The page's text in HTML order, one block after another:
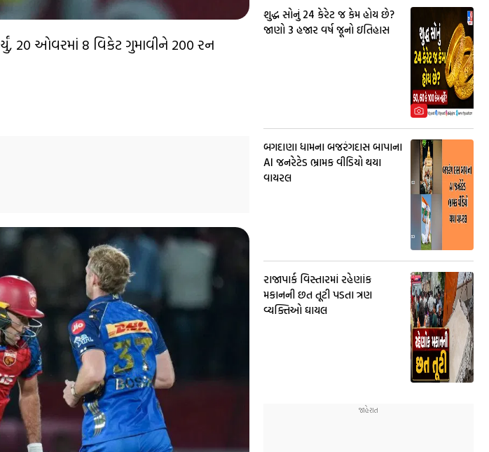
20 ઓવરમાં 8 વિકેટ ગુમાવીને 200 રન
શુદ્ધ સોનું 24 કેરેટ જ કેમ હોય છે?
જાણો 3 હજાર વર્ષ જૂનો ઇતિહાસ
બગદાણા ધામના બજરંગદાસ બાપાના
AI જનરેટેડ ભ્રામક વીડિયો થયા
વાયરલ
રાજાપાર્ક વિસ્તારમાં રહેણાંક
મકાનની છત તૂટી પડતા ત્રણ
વ્યક્તિઓ ઘાયલ